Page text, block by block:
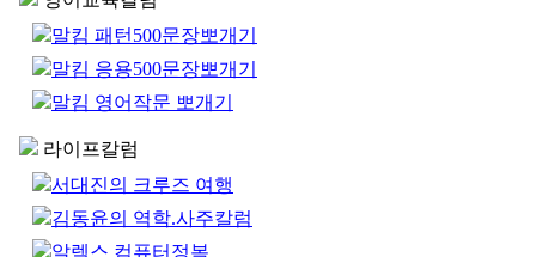
말킴 패턴500문장뽀개기
말킴 응용500문장뽀개기
말킴 영어작문 뽀개기
라이프칼럼
서대진의 크루즈 여행
김동윤의 역학.사주칼럼
알렉스 컴퓨터정복